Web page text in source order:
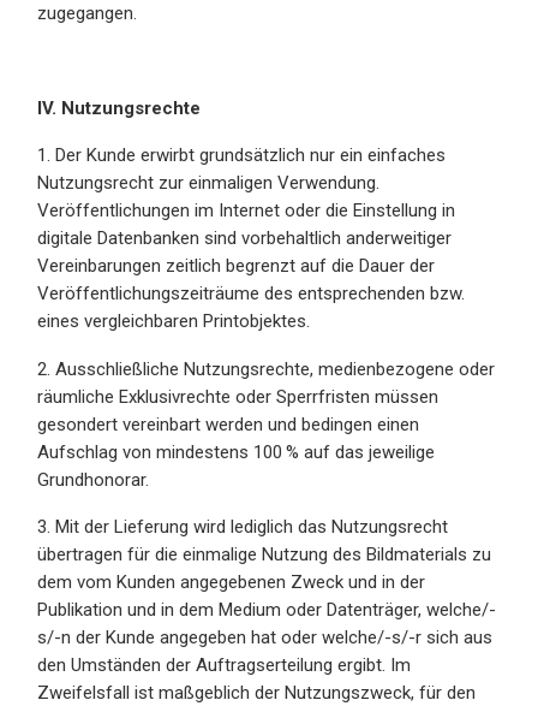
zugegangen.
IV. Nutzungsrechte
1. Der Kunde erwirbt grundsätzlich nur ein einfaches
Nutzungsrecht zur einmaligen Verwendung.
Veröffentlichungen im Internet oder die Einstellung in
digitale Datenbanken sind vorbehaltlich anderweitiger
Vereinbarungen zeitlich begrenzt auf die Dauer der
Veröffentlichungszeiträume des entsprechenden bzw.
eines vergleichbaren Printobjektes.
2. Ausschließliche Nutzungsrechte, medienbezogene oder
räumliche Exklusivrechte oder Sperrfristen müssen
gesondert vereinbart werden und bedingen einen
Aufschlag von mindestens 100 % auf das jeweilige
Grundhonorar.
3. Mit der Lieferung wird lediglich das Nutzungsrecht
übertragen für die einmalige Nutzung des Bildmaterials zu
dem vom Kunden angegebenen Zweck und in der
Publikation und in dem Medium oder Datenträger, welche/-
s/-n der Kunde angegeben hat oder welche/-s/-r sich aus
den Umständen der Auftragserteilung ergibt. Im
Zweifelsfall ist maßgeblich der Nutzungszweck, für den